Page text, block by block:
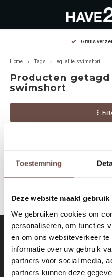
Toestemming
Deze website maakt gebruik
We gebruiken cookies om
personaliseren, om functies
en om ons websiteverkeer
informatie over uw gebruik
partners voor social media,
partners kunnen deze
Hoofdmenu / dames
Jassen Diverse
Winterjassen
T-shirts
Accessoires
Rokken
Tassen
Tops
Hoofdmenu / heren
Hoodies
Sweaters
Joggers
Pullovers
Schoenen
Accessoires
Underwear
Hoofdmenu / outlet
Diverse
Heren
Gratis
Home Tags equalite swimshort
Producten
swimshort
Geen producten gevonden!...
Ontvang de laatste updates,